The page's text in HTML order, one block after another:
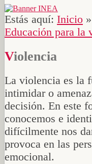
Estás aquí: Inicio »
Educación para la
Violencia
La violencia es la
intimidar o
decisión. En este
conocemos e
difícilmente nos
provoca en las
emocional.